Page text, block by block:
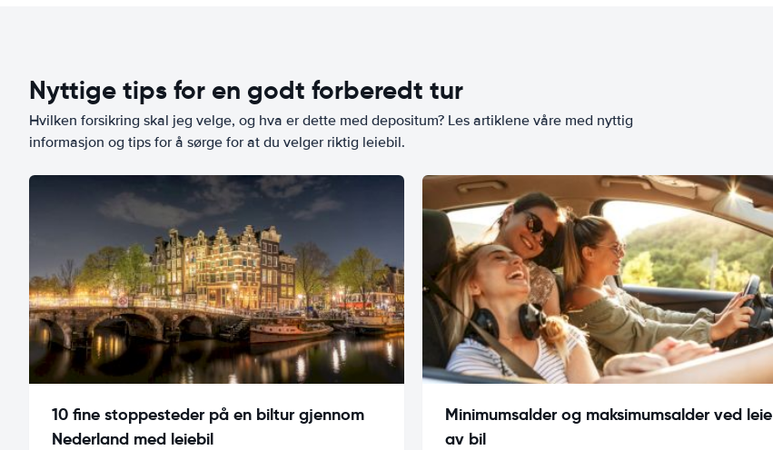
Nyttige tips for en godt forberedt tur
Hvilken forsikring skal jeg velge, og hva er dette med depositum? Les artiklene våre med nyttig
informasjon og tips for å sørge for at du velger riktig leiebil.
10 fine stoppesteder på en biltur gjennom
Nederland med leiebil
Minimumsalder og maksimumsalder ved leie
av bil